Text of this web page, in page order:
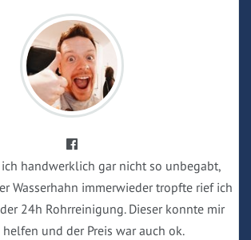
handwerklich gar nicht so unbegabt,
Wasserhahn immerwieder tropfte rief ich
24h Rohrreinigung. Dieser konnte mir
und der Preis war auch ok.